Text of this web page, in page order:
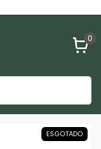
0
ESGOTADO